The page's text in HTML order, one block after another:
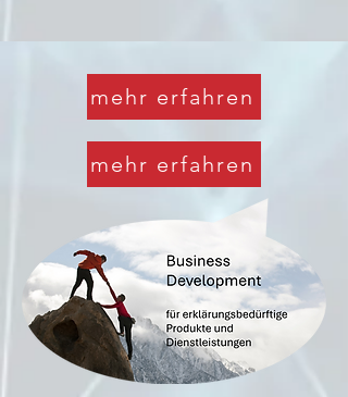
mehr erfahren
mehr erfahren